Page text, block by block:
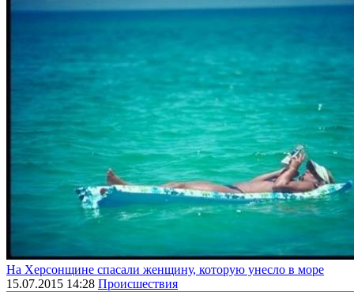
На Херсонщине спасали женщину, которую унесло в море
15.07.2015 14:28 Происшествия